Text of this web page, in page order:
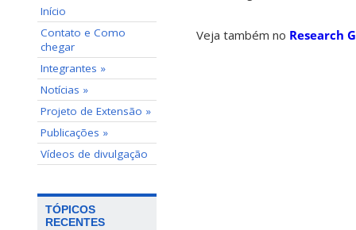
Início
Contato e Como
chegar
Integrantes »
Notícias »
Projeto de Extensão »
Publicações »
Vídeos de divulgação
TÓPICOS
RECENTES
Veja também no Research